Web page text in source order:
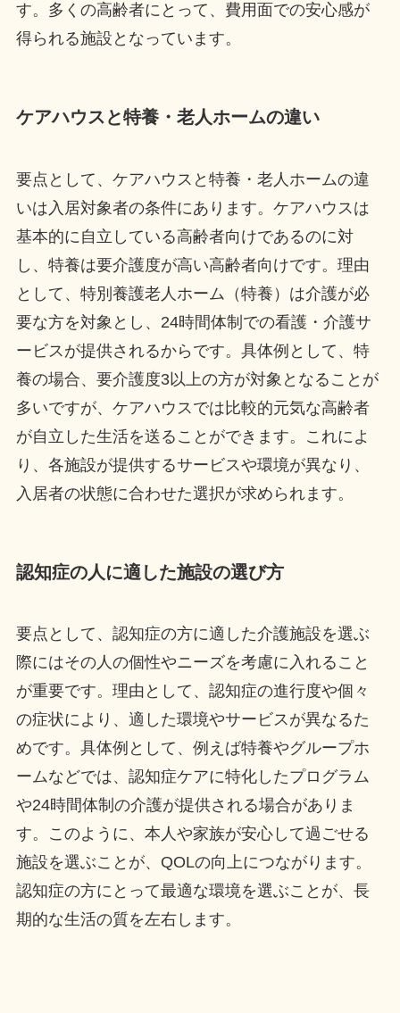
す。多くの高齢者にとって、費用面での安心感が
得られる施設となっています。
ケアハウスと特養・老人ホームの違い
要点として、ケアハウスと特養・老人ホームの違
いは入居対象者の条件にあります。ケアハウスは
基本的に自立している高齢者向けであるのに対
し、特養は要介護度が高い高齢者向けです。理由
として、特別養護老人ホーム（特養）は介護が必
要な方を対象とし、24時間体制での看護・介護サ
ービスが提供されるからです。具体例として、特
養の場合、要介護度3以上の方が対象となることが
多いですが、ケアハウスでは比較的元気な高齢者
が自立した生活を送ることができます。これによ
り、各施設が提供するサービスや環境が異なり、
入居者の状態に合わせた選択が求められます。
認知症の人に適した施設の選び方
要点として、認知症の方に適した介護施設を選ぶ
際にはその人の個性やニーズを考慮に入れること
が重要です。理由として、認知症の進行度や個々
の症状により、適した環境やサービスが異なるた
めです。具体例として、例えば特養やグループホ
ームなどでは、認知症ケアに特化したプログラム
や24時間体制の介護が提供される場合がありま
す。このように、本人や家族が安心して過ごせる
施設を選ぶことが、QOLの向上につながります。
認知症の方にとって最適な環境を選ぶことが、長
期的な生活の質を左右します。